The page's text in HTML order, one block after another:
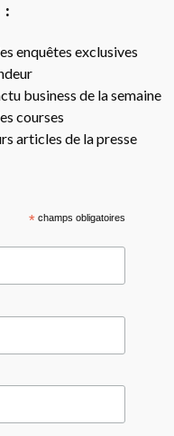
:
enquêtes exclusives
business de la semaine
courses
articles de la presse
*champs obligatoires